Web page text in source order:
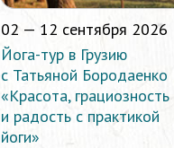
02 — 12 сентября 2026
Йога-тур в Грузию
с Татьяной Бородаенко
«Красота, грациозность
и радость с практикой
йоги»